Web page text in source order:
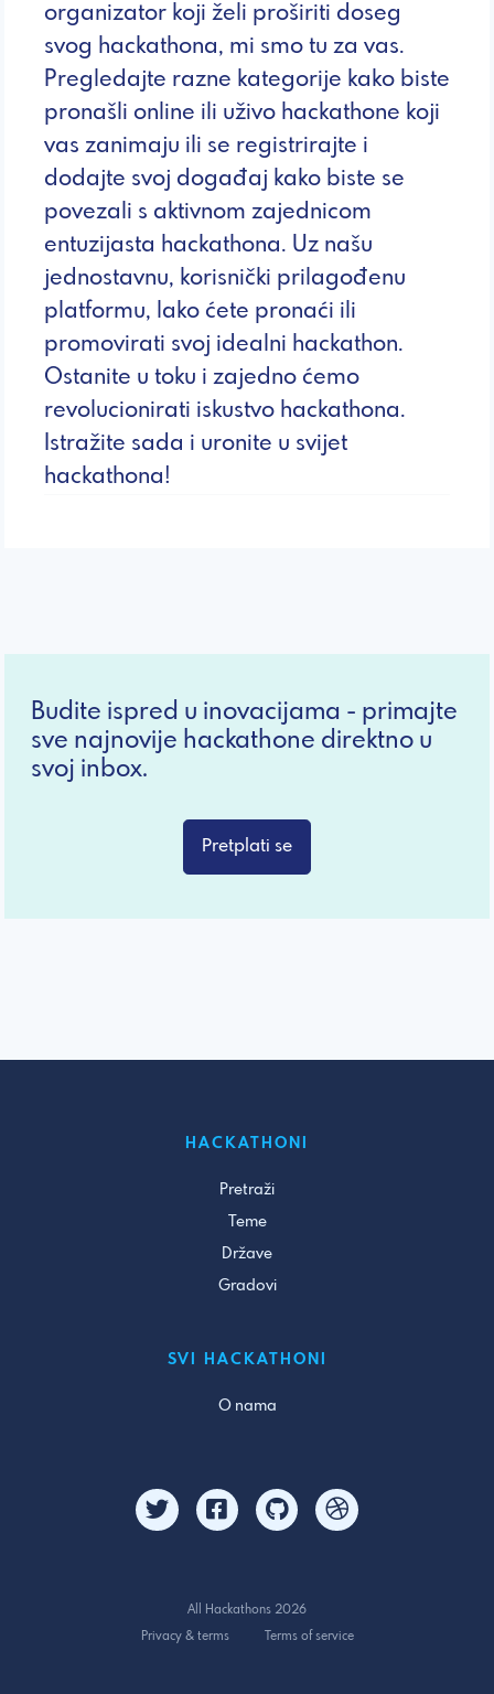
organizator koji želi proširiti doseg
svog hackathona, mi smo tu za vas.
Pregledajte razne kategorije kako biste
pronašli online ili uživo hackathone koji
vas zanimaju ili se registrirajte i
dodajte svoj događaj kako biste se
povezali s aktivnom zajednicom
entuzijasta hackathona. Uz našu
jednostavnu, korisnički prilagođenu
platformu, lako ćete pronaći ili
promovirati svoj idealni hackathon.
Ostanite u toku i zajedno ćemo
revolucionirati iskustvo hackathona.
Istražite sada i uronite u svijet
hackathona!
Budite ispred u inovacijama - primajte
sve najnovije hackathone direktno u
svoj inbox.
Pretplati se
HACKATHONI
Pretraži
Teme
Države
Gradovi
SVI HACKATHONI
O nama
All Hackathons 2026
Privacy & terms
Terms of service